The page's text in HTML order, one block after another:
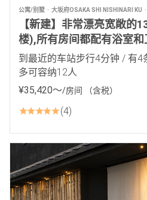
公寓/别墅 大坂府OSAKA SHI NISHINARI KU
【新建】非常漂亮宽敞的
楼),所有房间都配有浴室和
到最近的车站步行4分钟 / 有4
多可容纳12人
¥35,420〜/房间 （含税）
4